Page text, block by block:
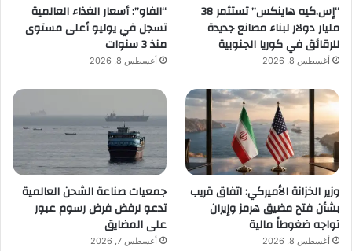
“إس.كيه هاينكس” تستثمر 38
مليار دولار لبناء مصانع جديدة
للرقائق في كوريا الجنوبية
أغسطس 8, 2026
“الفاو”: أسعار الغذاء العالمية
تسجل في يوليو أعلى مستوى
منذ 3 سنوات
أغسطس 8, 2026
وزير الخزانة الأميركي: اتفاق قريب
بشأن فتح مضيق هرمز وإيران
تواجه ضغوطاً مالية
أغسطس 8, 2026
جمعيات صناعة الشحن العالمية
تدعو لرفض فرض رسوم عبور
على المضايق
أغسطس 7, 2026